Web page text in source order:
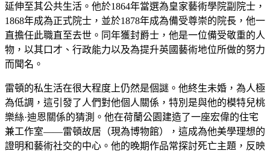
延伸至其公共生活。他於1864年當選為皇家藝術學院副院士，
1868年成為正式院士，並於1878年成為備受尊崇的院長，他一
直擔任此職直至去世。同年獲封爵士，他是一位備受敬重的人
物，以其口才、行政能力以及為提升英國藝術地位所做的努力
而聞名。
雷頓的私生活在很大程度上仍然是個謎。他終生未婚，為人極
為低調，這引發了人們對他個人關係，特別是與他的模特兒桃
樂絲·迪恩關係的猜測。他在荷蘭公園建造了一座宏偉的住宅
兼工作室——雷頓故居（現為博物館），這成為他美學理想的
證明和藝術社交的中心。他的晚期作品常探討死亡主題，反映